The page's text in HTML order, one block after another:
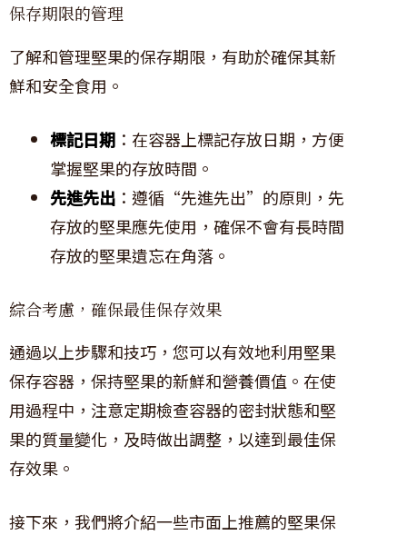
保存期限的管理
了解和管理堅果的保存期限，有助於確保其新
鮮和安全食用。
標記日期 ：在容器上標記存放日期，方便
掌握堅果的存放時間。
先進先出 ：遵循“先進先出”的原則，先
存放的堅果應先使用，確保不會有長時間
存放的堅果遺忘在角落。
綜合考慮，確保最佳保存效果
通過以上步驟和技巧，您可以有效地利用堅果
保存容器，保持堅果的新鮮和營養價值。在使
用過程中，注意定期檢查容器的密封狀態和堅
果的質量變化，及時做出調整，以達到最佳保
存效果。
接下來，我們將介紹一些市面上推薦的堅果保